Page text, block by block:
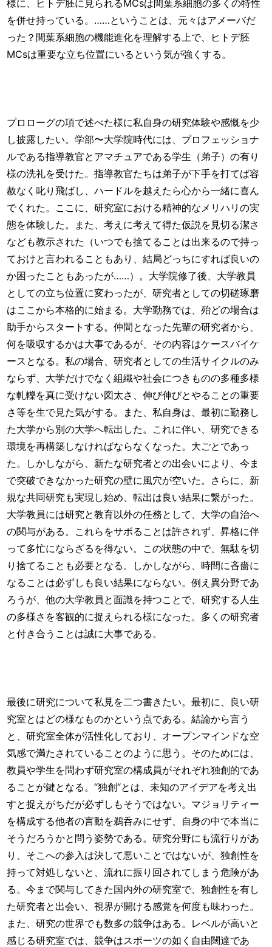
様に、ヒトデ胚に見られるMCsは間葉系細胞の多くの特性
を併せ持っている。……ということは、元々はアメーバだ
った？間葉系細胞の機能進化を理解する上で、ヒトデ胚
MCsは重要な立ち位置にいるという気が強くする。
プロローグの項で述べた様に私自身の研究体験や感慨を少
し披露したい。学部〜大学院時代には、プロフェッショナ
ルである指導教官とアマチュアである学生（弟子）の有り
様の洗礼を受けた。指導教官たちは弟子が下手を打てば容
赦なく叱り飛ばし、ハードルを越えたら心から一緒に喜ん
でくれた。ここに、研究室における精神的なメリハリの実
態を体験した。また、考えに考えて得た仮説を見切る潔さ
なども教示された（いつでも捨てることは出来るので持っ
ておけと言われることもあり、結局どっちにすれば良いの
か困ったこともあったが……）。大学院修了後、大学教員
としての立ち位置に変わったが、研究者としての切磋琢磨
はここから本格的に始まる。大学勤務では、殆どの場合は
助手からスタートする。仲間となった先輩の研究者から、
何を吸収するかは大事であるが、その内容はケースバイケ
ースとなる。私の場合、研究者としての生活サイクルのみ
ならず、大学だけでなく組織や社会につきものの多種多様
な軋轢を真に受けない図太さ、伸び伸びとやることの重要
さ等を生で見た気がする。また、私自身は、最初に勤務し
た大学から別の大学へ転出した。これに伴い、研究できる
環境を再構築しなければならなくなった。大ごとであっ
た。しかしながら、新たな研究者との出会いにより、今ま
で突破できなかった研究の壁に風穴が空いた。さらに、新
規な共同研究も実現し始め、転出は良い結果に繋がった。
大学教員には研究と教育以外の任務として、大学の自治へ
の関与がある。これらをサボることは許されず、昇格に伴
って多忙にならざるを得ない。この状態の中で、無駄を切
り捨てることも必要となる。しかしながら、時間に吝嗇に
なることは必ずしも良い結果にならない。例え異分野であ
ろうが、他の大学教員と面識を持つことで、研究する人生
の多様さを客観的に捉えられる様になった。多くの研究者
と付き合うことは誠に大事である。
最後に研究について私見を二つ書きたい。最初に、良い研
究室とはどの様なものかという点である。結論から言う
と、研究室全体が活性化しており、オープンマインドな空
気感で満たされていることのように思う。そのためには、
教員や学生を問わず研究室の構成員がそれぞれ独創的であ
ることが鍵となる。“独創“とは、未知のアイデアを考え出
すと捉えがちだが必ずしもそうではない。マジョリティー
を構成する他者の言動を鵜呑みにせず、自身の中で本当に
そうだろうかと問う姿勢である。研究分野にも流行りがあ
り、そこへの参入は決して悪いことではないが、独創性を
持って対処しないと、流れに振り回されてしまう危険があ
る。今まで関与してきた国内外の研究室で、独創性を有し
た研究者と出会い、視界が開ける感覚を何度も味わった。
また、研究の世界でも数多の競争はある。レベルが高いと
感じる研究室では、競争はスポーツの如く自由闊達であ